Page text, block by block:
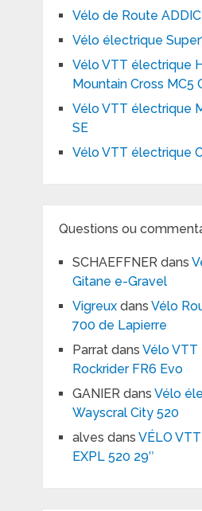
Vélo de Route
Vélo électrique
Vélo VTT électrique
Mountain Cross MC5
Vélo VTT électrique
SE
Vélo VTT électrique
Questions ou
SCHAEFFNERdans
Gitane e-Gravel
Vigreuxdans Vélo
700 de Lapierre
Parratdans Vélo VTT
Rockrider FR6 Evo
GANIERdans Vélo
Wayscral City 520
alves dans VÉLO
EXPL 520 29″